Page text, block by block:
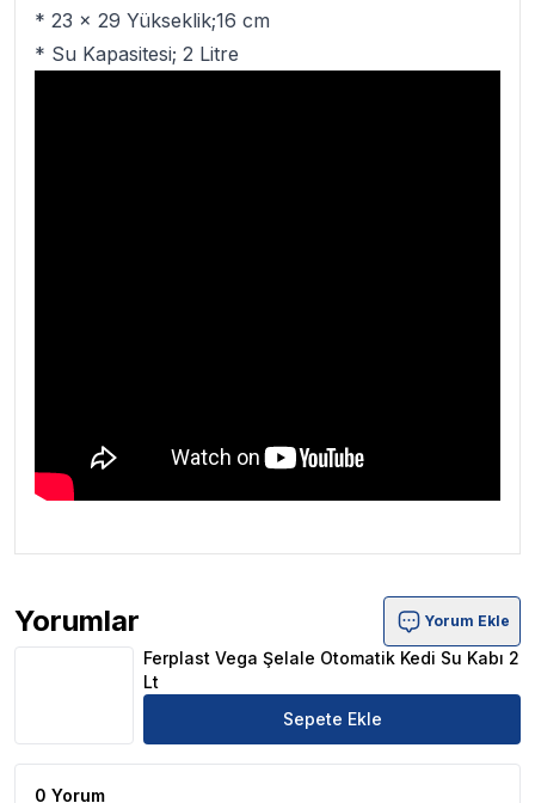
* 23 x 29 Yükseklik;16 cm
* Su Kapasitesi; 2 Litre
Yorumlar
Ferplast Vega Şelale Otomatik Kedi Su Kabı 2 Lt Ürün
Yorum Ekle
Ferplast Vega Şelale Otomatik Kedi Su Kabı 2
Lt
Sepete Ekle
0 Yorum